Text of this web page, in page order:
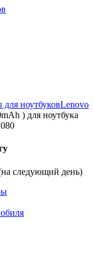
ноутбуковLenovo
) для ноутбука
(на следующий день)